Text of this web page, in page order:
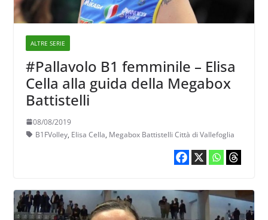
ALTRE SERIE
#Pallavolo B1 femminile – Elisa
Cella alla guida della Megabox
Battistelli
08/08/2019
B1FVolley, Elisa Cella, Megabox Battistelli Città di Vallefoglia